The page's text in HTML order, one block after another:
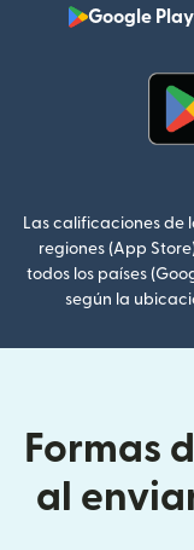
Google
Las calificaciones de
regiones (App
todos los países
según la
Formas
al